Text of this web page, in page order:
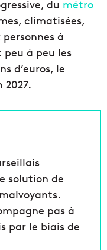
du métro
climatisées,
à
à peu les
d’euros, le
2027.
solution de
pas à
par le biais de